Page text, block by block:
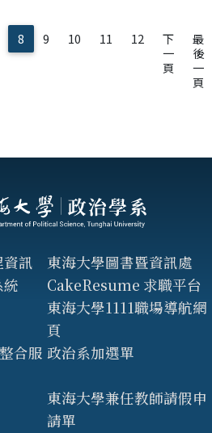
8 9 10 11 12
下
一
頁
最
後
一
頁
訊
東海大學圖書暨資訊處
CakeResume 求職平台
東海大學1111職場導航網
頁
合服 政治系加選單
東海大學兼任教師請假申
請單